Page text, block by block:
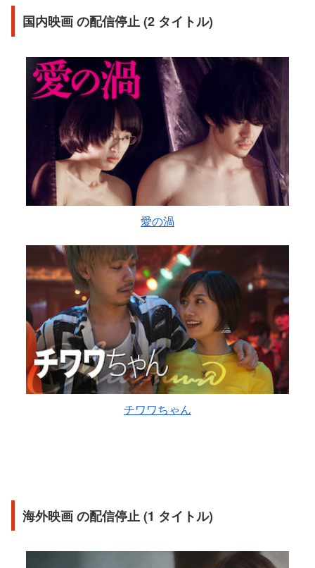
国内映画 の配信停止 (2 タイトル)
愛の渦
チワワちゃん
海外映画 の配信停止 (1 タイトル)